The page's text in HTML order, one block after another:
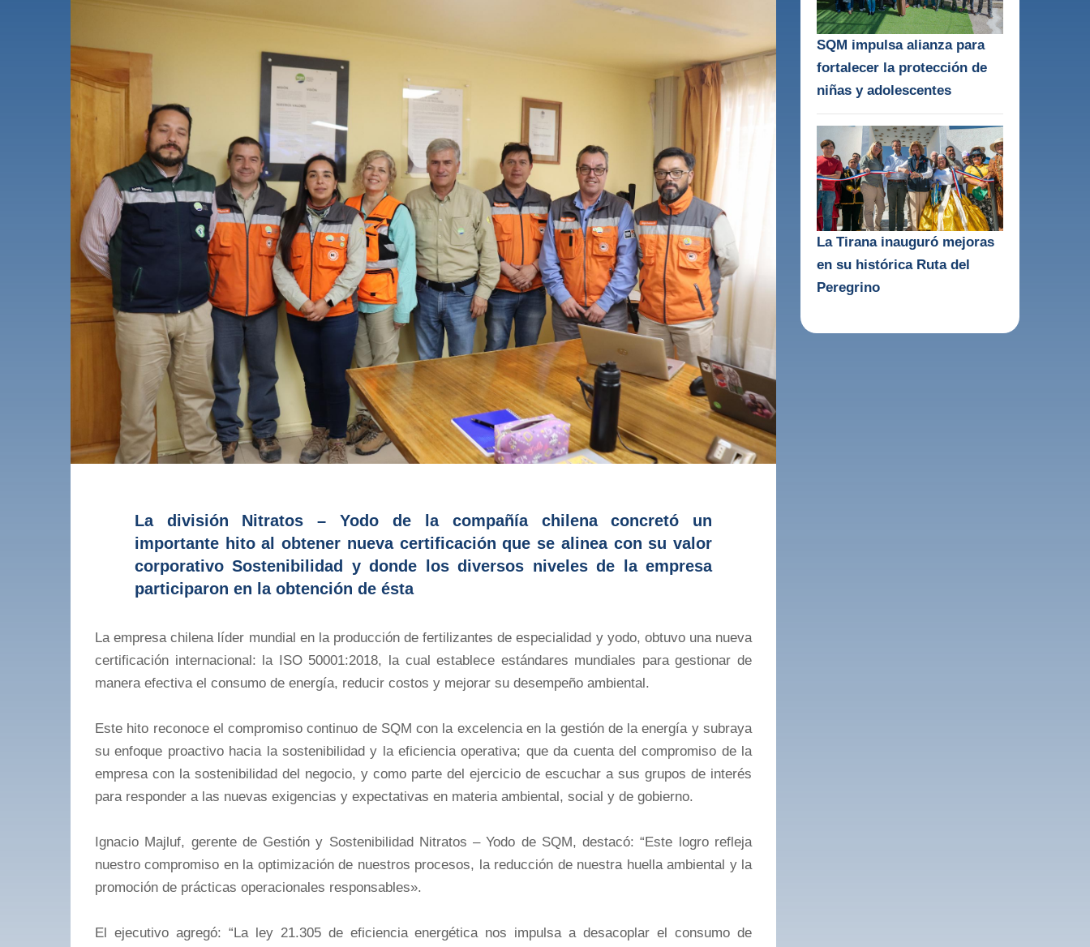
La división Nitratos – Yodo de la compañía chilena concretó un
importante hito al obtener nueva certificación que se alinea con su valor
corporativo Sostenibilidad y donde los diversos niveles de la empresa
participaron en la obtención de ésta
La empresa chilena líder mundial en la producción de fertilizantes de especialidad y yodo, obtuvo una nueva
certificación internacional: la ISO 50001:2018, la cual establece estándares mundiales para gestionar de
manera efectiva el consumo de energía, reducir costos y mejorar su desempeño ambiental.
Este hito reconoce el compromiso continuo de SQM con la excelencia en la gestión de la energía y subraya
su enfoque proactivo hacia la sostenibilidad y la eficiencia operativa; que da cuenta del compromiso de la
empresa con la sostenibilidad del negocio, y como parte del ejercicio de escuchar a sus grupos de interés
para responder a las nuevas exigencias y expectativas en materia ambiental, social y de gobierno.
Ignacio Majluf, gerente de Gestión y Sostenibilidad Nitratos – Yodo de SQM, destacó: “Este logro refleja
nuestro compromiso en la optimización de nuestros procesos, la reducción de nuestra huella ambiental y la
promoción de prácticas operacionales responsables».
El ejecutivo agregó: “La ley 21.305 de eficiencia energética nos impulsa a desacoplar el consumo de
SQM impulsa alianza para
fortalecer la protección de
niñas y adolescentes
La Tirana inauguró mejoras
en su histórica Ruta del
Peregrino